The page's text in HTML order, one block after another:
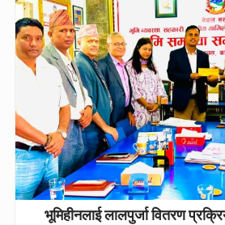
भूमिहीनलाई लालपुर्जा वितरण